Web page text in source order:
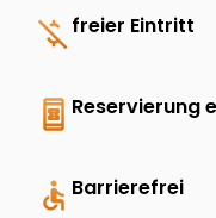
money_off freier Eintritt
book_online Reservierung
accessible Barrierefrei